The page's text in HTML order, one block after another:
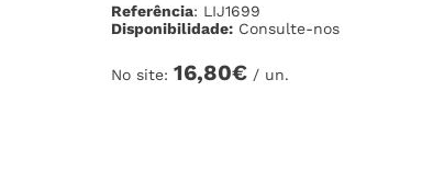
Referência: LIJ1699
Disponibilidade: Consulte-nos
No site: 16,80€/ un.